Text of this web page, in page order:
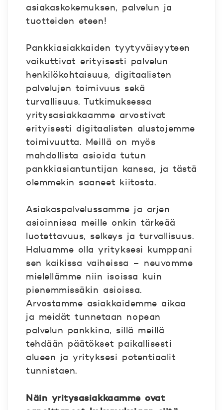
asiakaskokemuksen, palvelun ja
tuotteiden eteen!
Pankkiasiakkaiden tyytyväisyyteen
vaikuttivat erityisesti palvelun
henkilökohtaisuus, digitaalisten
palvelujen toimivuus sekä
turvallisuus. Tutkimuksessa
yritysasiakkaamme arvostivat
erityisesti digitaalisten alustojemme
toimivuutta. Meillä on myös
mahdollista asioida tutun
pankkiasiantuntijan kanssa, ja tästä
olemmekin saaneet kiitosta.
Asiakaspalvelussamme ja arjen
asioinnissa meille onkin tärkeää
luotettavuus, selkeys ja turvallisuus.
Haluamme olla yrityksesi kumppani
sen kaikissa vaiheissa – neuvomme
mielellämme niin isoissa kuin
pienemmissäkin asioissa.
Arvostamme asiakkaidemme aikaa
ja meidät tunnetaan nopean
palvelun pankkina, sillä meillä
tehdään päätökset paikallisesti
alueen ja yrityksesi potentiaalit
tunnistaen.
Näin yritysasiakkaamme ovat